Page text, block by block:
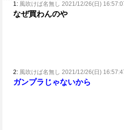
1: 風吹けば名無し 2021/12/26(日)
なぜ買わんのや
2: 風吹けば名無し 2021/12/26(日)
ガンプラじゃないから